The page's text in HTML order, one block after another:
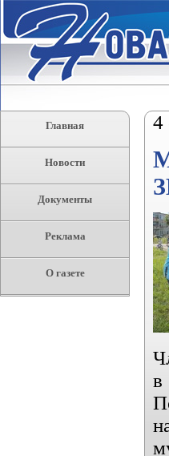
Главная
Новости
Документы
Реклама
О газете
4
в